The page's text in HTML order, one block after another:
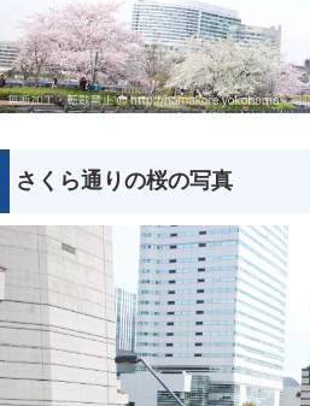
さくら通りの桜の写真